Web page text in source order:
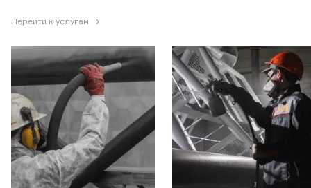
Перейти к услугам